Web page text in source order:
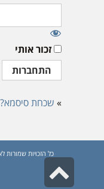
זכור אותי
» שכחת סיסמא?